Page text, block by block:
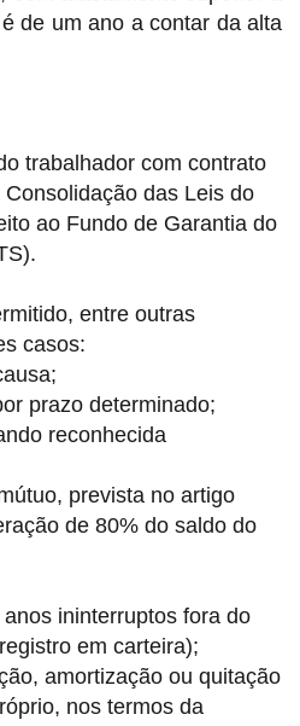
de um ano a contar da alta
trabalhador com contrato
das Leis do
ao Fundo de Garantia do
entre outras
casos:
prazo determinado;
reconhecida
prevista no artigo
de 80% do saldo do
ininterruptos fora do
em carteira);
amortização ou quitação
nos termos da